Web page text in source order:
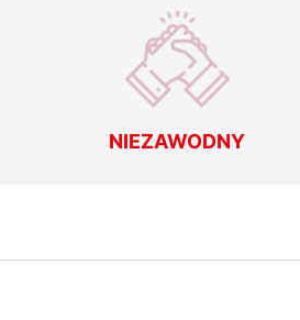
NIEZAWODNY